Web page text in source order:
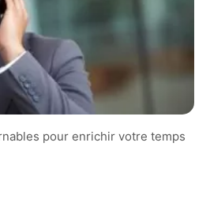
pour enrichir votre temps